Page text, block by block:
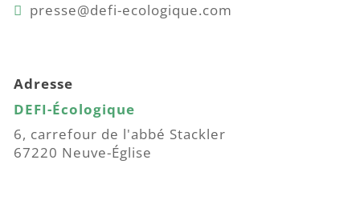
presse@defi-ecologique.com
Adresse
DEFI-Écologique
6, carrefour de l'abbé Stackler
67220 Neuve-Église